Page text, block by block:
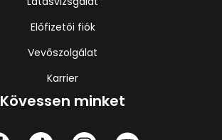
Előfizetői fiók
Vevőszolgálat
Karrier
Kövessen minket